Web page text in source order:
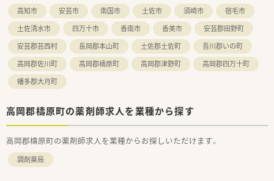
い環境となります。
■産休・育休の実績も多数あり、女性にとっても働きやすい会社
です。
■30代で取締役へご就任される薬剤師様がいらっしゃたりと、
キャリアステップアップを目指す方には、多くのチャンスがござ
いますので、非常にやりがいのある環境となります。新規OPEN
店舗への開発や店舗配属なども可能となります。
■多科目の経験をしたい！というご希望があれば複数店舗の掛け
持ちも相談可能で、異動希望などの希望についても、柔軟に対応
■独立開業支援も行っておりまして、まずは店舗の管理薬剤師様
として勤務しながら、ノウハウを学び、フランチャイズ契約では
無く、完全独立店舗で開業となります。独立後も経営面でのご相
談をはじめ、薬事情報の提供・グループ研修会への参加も可能で
す。
■慶弔特別休暇・慶弔見舞金や健康診断の費用負担、お薬代のサ
高知市 安芸市 南国市 土佐市 須崎市
宿毛市
土佐清水市
四万十市 香南市 香美市
安芸郡田野町
安芸郡芸西村
長岡郡本山町 土佐郡土佐町
吾川郡いの町
高岡郡佐川町
高岡郡檮原町 高岡郡津野町
高岡郡四万十町
幡多郡大月町
高岡郡檮原町の薬剤師求人を業種から探す
高岡郡檮原町の薬剤師求人を業種からお探しいただけます。
調剤薬局